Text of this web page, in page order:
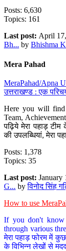
Posts: 6,630
Topics: 161
Last post: April
Bh... by Bhishma
Mera Pahad
MeraPahad/Apna
उत्तराखण्ड : एक
Here you will find
Team,
पढ़िये मेरा पहाड़ टीम
की उपलब्धियां, मेरा
Posts: 1,378
Topics: 35
Last post: January
G... byविनोद सिंह
How to use
If you don't know
through various
मेरा पहाड़ फोरम में
के विभिन्न लेखों से